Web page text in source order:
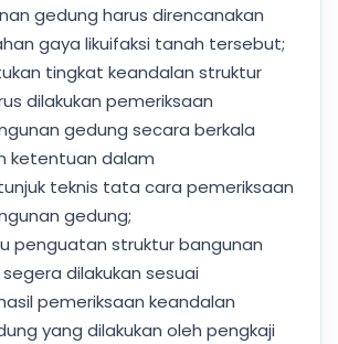
gedung harus direncanakan
gaya likuifaksi tanah tersebut;
tingkat keandalan struktur
dilakukan pemeriksaan
gedung secara berkala
ketentuan dalam
teknis tata cara pemeriksaan
gedung;
penguatan struktur bangunan
dilakukan sesuai
pemeriksaan keandalan
yang dilakukan oleh pengkaji